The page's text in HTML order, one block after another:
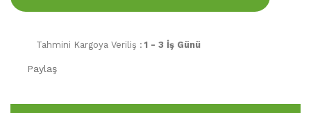
Tahmini Kargoya Veriliş : 1 - 3 İş Günü
Paylaş